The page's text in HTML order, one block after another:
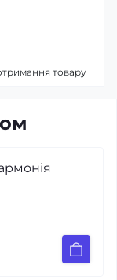
товару